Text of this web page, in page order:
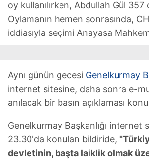
oy kullanılırken, Abdullah Gül 357
Oylamanın hemen sonrasında,
iddiasıyla seçimi Anayasa
Aynı günün gecesi Genelkurmay
internet sitesine, daha sonra e-
anılacak bir basın açıklaması
Genelkurmay Başkanlığı internet
23.30'da konulan bildiride,
devletinin, başta laiklik olmak